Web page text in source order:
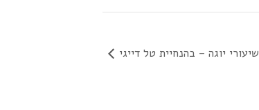
שיעורי יוגה – בהנחיית טל דייגי